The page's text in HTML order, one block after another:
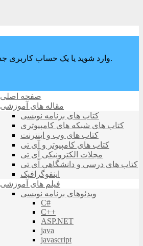
وارد شوید یا یک حساب کاربری جدید ایجاد کنید.
صفحه اصلی
مقاله های آموزشی
کتاب های برنامه نویسی
کتاب های شبکه های کامپیوتری
کتاب های وب و اینترنت
کتاب های کامپیوتر و آی تی
مجلات الکترونیکی آی تی
کتاب های درسی و دانشگاهی آی تی
اینفوگرافیک
فیلم های آموزشی
ویدئوهای برنامه نویسی
C#
C++
ASP.NET
java
javascript